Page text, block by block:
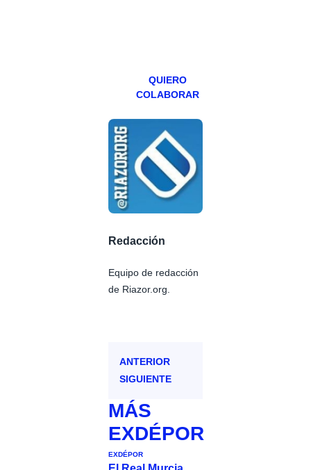
QUIERO
COLABORAR
Redacción
Equipo de redacción
de Riazor.org.
ANTERIOR
SIGUIENTE
MÁS
EXDÉPOR
EXDÉPOR